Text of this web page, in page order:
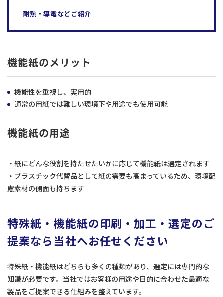
耐熱・導電などご紹介
機能紙のメリット
機能性を重視し、実用的
通常の用紙では難しい環境下や用途でも使用可能
機能紙の用途
・紙にどんな役割を持たせたいかに応じて機能紙は選定されます
・プラスチック代替品として紙の需要も高まっているため、環境配
慮素材の側面も持ちます
特殊紙・機能紙の印刷・加工・選定のご
提案なら当社へお任せください
特殊紙・機能紙はどちらも多くの種類があり、選定には専門的な
知識が必要です。当社ではお客様の用途や目的に合わせた最適な
製品をご提案できる仕組みを整えています。